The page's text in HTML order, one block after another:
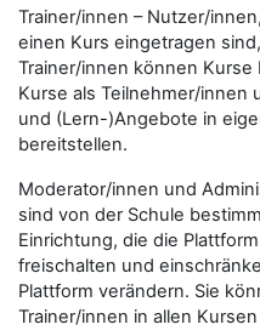
Trainer/innen – Nutzer/
einen Kurs eingetragen
Trainer/innen können
Kurse als Teilnehmer/innen
und (Lern-)Angebote in
bereitstellen.
Moderator/innen und
sind von der Schule
Einrichtung, die die
freischalten und
Plattform verändern. Sie
Trainer/innen in allen